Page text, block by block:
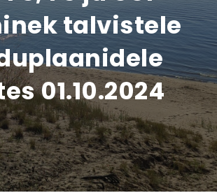
talvistele
01.10.2024